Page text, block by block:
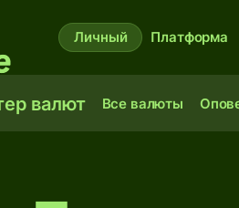
Личный Платформа
валют Все валюты